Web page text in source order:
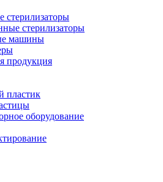
стерилизаторы
стерилизаторы
машины
продукция
пластик
оборудование